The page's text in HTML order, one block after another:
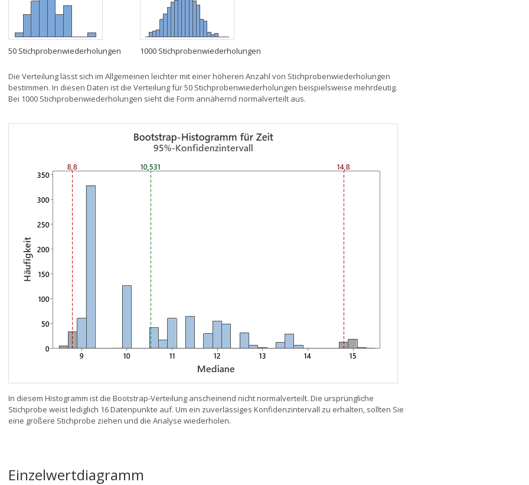
50 Stichprobenwiederholungen 1000 Stichprobenwiederholungen
Die Verteilung lässt sich im Allgemeinen leichter mit einer höheren Anzahl von Stichprobenwiederholungen
bestimmen. In diesen Daten ist die Verteilung für 50 Stichprobenwiederholungen beispielsweise mehrdeutig.
Bei 1000 Stichprobenwiederholungen sieht die Form annähernd normalverteilt aus.
In diesem Histogramm ist die Bootstrap-Verteilung anscheinend nicht normalverteilt. Die ursprüngliche
Stichprobe weist lediglich 16 Datenpunkte auf. Um ein zuverlässiges Konfidenzintervall zu erhalten, sollten Sie
eine größere Stichprobe ziehen und die Analyse wiederholen.
Einzelwertdiagramm